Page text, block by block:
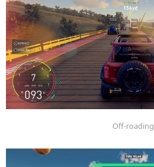
Off-roading